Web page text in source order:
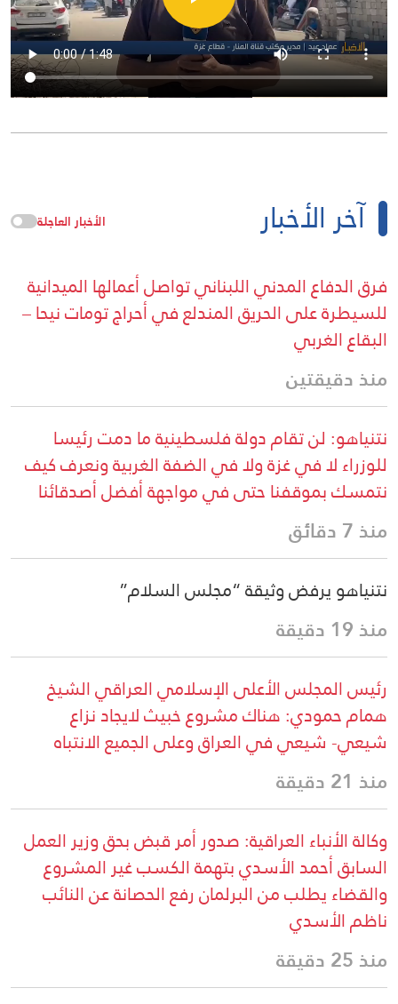
آخر الأخبار الأخبار العاجلة
فرق الدفاع المدني اللبناني تواصل أعمالها الميدانية
للسيطرة على الحريق المندلع في أحراج تومات نيحا –
البقاع الغربي
منذ دقيقتين
نتنياهو: لن تقام دولة فلسطينية ما دمت رئيسا
للوزراء لا في غزة ولا في الضفة الغربية ونعرف كيف
نتمسك بموقفنا حتى في مواجهة أفضل أصدقائنا
منذ 7 دقائق
نتنياهو يرفض وثيقة “مجلس السلام”
منذ 19 دقيقة
رئيس المجلس الأعلى الإسلامي العراقي الشيخ
همام حمودي: هناك مشروع خبيث لايجاد نزاع
شيعي- شيعي في العراق وعلى الجميع الانتباه
منذ 21 دقيقة
وكالة الأنباء العراقية: صدور أمر قبض بحق وزير العمل
السابق أحمد الأسدي بتهمة الكسب غير المشروع
والقضاء يطلب من البرلمان رفع الحصانة عن النائب
ناظم الأسدي
منذ 25 دقيقة